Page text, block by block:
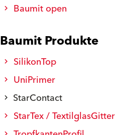
Baumit open
Baumit Produkte
SilikonTop
UniPrimer
StarContact
StarTex / TextilglasGitter